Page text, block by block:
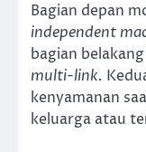
Bagian depan
independent
bagian
multi-link.
kenyamanan
keluarga atau